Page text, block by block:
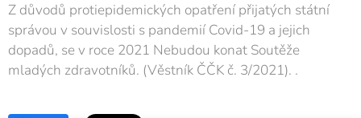
Z důvodů protiepidemických opatření přijatých státní
správou v souvislosti s pandemií Covid-19 a jejich
dopadů, se v roce 2021 Nebudou konat Soutěže
mladých zdravotníků. (Věstník ČČK č. 3/2021). .